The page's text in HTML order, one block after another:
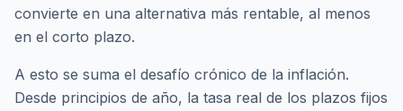
convierte en una alternativa más rentable, al menos
en el corto plazo.
A esto se suma el desafío crónico de la inflación.
Desde principios de año, la tasa real de los plazos fijos